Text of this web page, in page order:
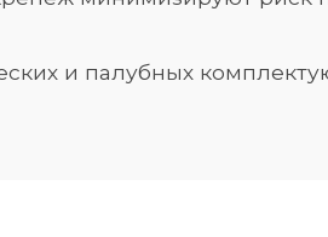
и палубных